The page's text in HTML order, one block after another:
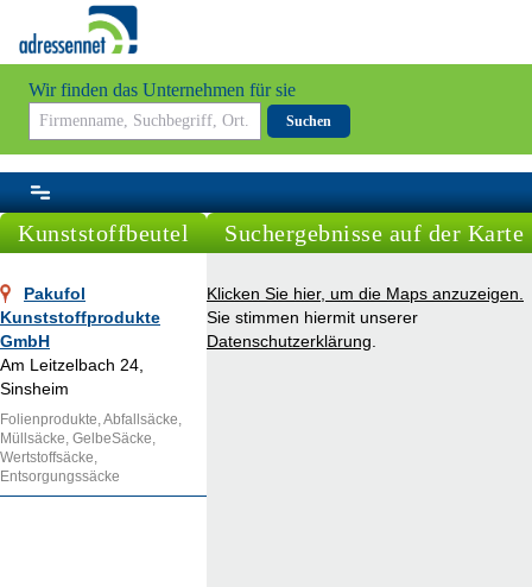
Wir finden das Unternehmen für sie
Suchen
Kunststoffbeutel
Pakufol
Kunststoffprodukte
GmbH
Am Leitzelbach 24,
Sinsheim
Folienprodukte, Abfallsäcke,
Müllsäcke, GelbeSäcke,
Wertstoffsäcke,
Entsorgungssäcke
Suchergebnisse auf der Karte
Klicken Sie hier, um die Maps anzuzeigen.
Sie stimmen hiermit unserer
Datenschutzerklärung